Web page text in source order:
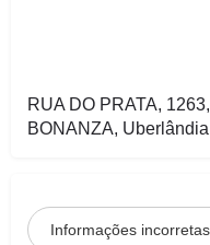
RUA DO PRATA,
BONANZA, Uberlândia
Informações